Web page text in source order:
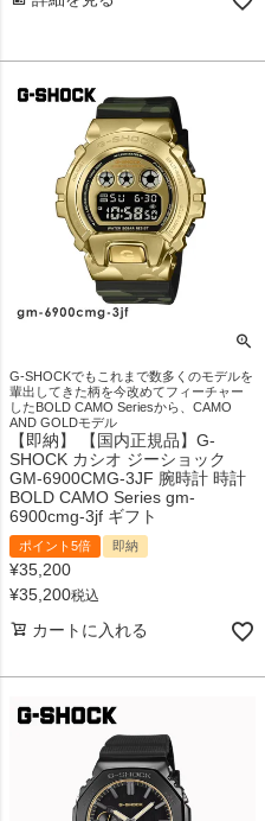
G-SHOCKでもこれまで数多くのモデルを
輩出してきた柄を今改めてフィーチャー
したBOLD CAMO Seriesから、CAMO
AND GOLDモデル
【即納】 【国内正規品】G-
SHOCK カシオ ジーショック
GM-6900CMG-3JF 腕時計 時計
BOLD CAMO Series gm-
6900cmg-3jf ギフト
ポイント5倍 即納
¥35,200
¥35,200税込
カートに入れる